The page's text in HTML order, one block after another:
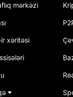
mərkəzi
xəritəsi